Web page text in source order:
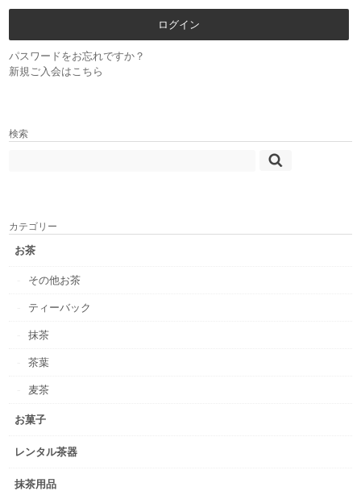
パスワードをお忘れですか？
新規ご入会はこちら
検索
カテゴリー
お茶
その他お茶
ティーバック
抹茶
茶葉
麦茶
お菓子
レンタル茶器
抹茶用品